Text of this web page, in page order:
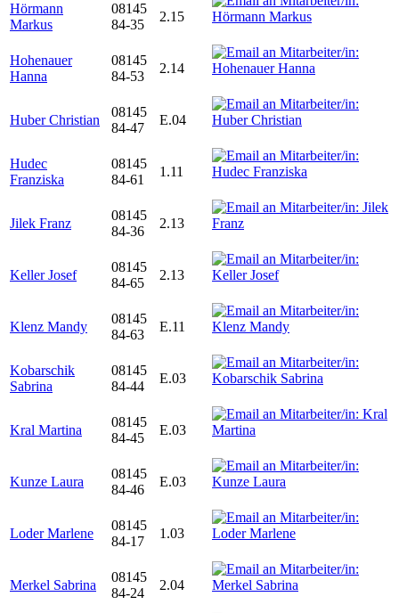
Hörmann
Markus
08145
84-35
2.15
Hohenauer
Hanna
08145
84-53
2.14
Huber Christian
08145
84-47
E.04
Hudec
Franziska
08145
84-61
1.11
Jilek Franz
08145
84-36
2.13
Keller Josef
08145
84-65
2.13
Klenz Mandy
08145
84-63
E.11
Kobarschik
Sabrina
08145
84-44
E.03
Kral Martina
08145
84-45
E.03
Kunze Laura
08145
84-46
E.03
Loder Marlene
08145
84-17
1.03
Merkel Sabrina
08145
84-24
2.04